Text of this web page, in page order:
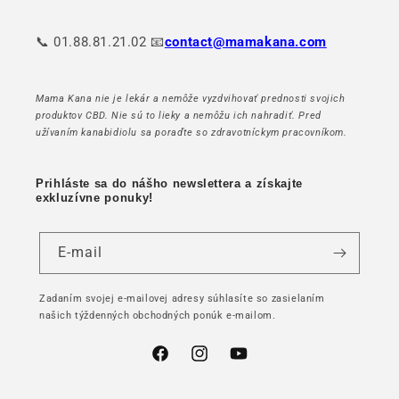
📞 01.88.81.21.02 📧contact@mamakana.com
Mama Kana nie je lekár a nemôže vyzdvihovať prednosti svojich
produktov CBD. Nie sú to lieky a nemôžu ich nahradiť. Pred
užívaním kanabidiolu sa poraďte so zdravotníckym pracovníkom.
Prihláste sa do nášho newslettera a získajte
exkluzívne ponuky!
E-mail
Zadaním svojej e-mailovej adresy súhlasíte so zasielaním
našich týždenných obchodných ponúk e-mailom.
FacebookInstagramYouTube